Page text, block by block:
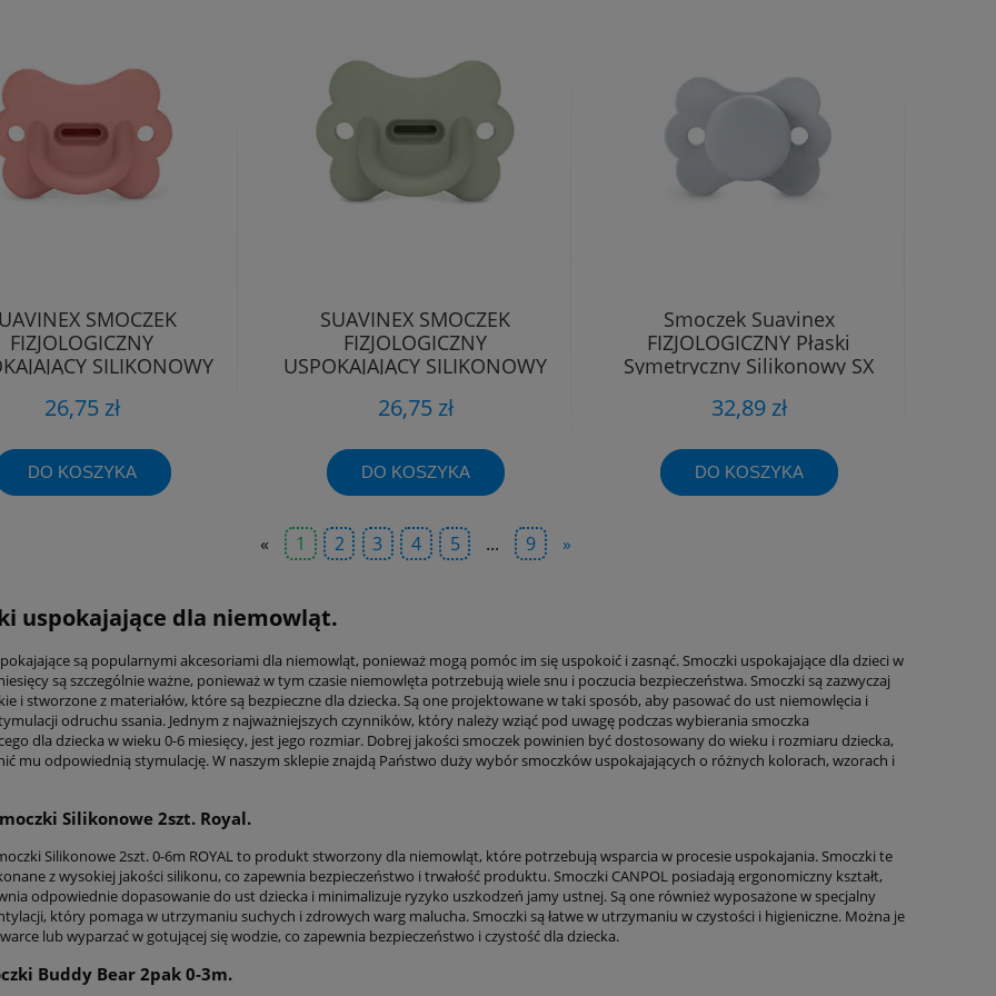
SMOCZEK
FIZJOLOGICZNY
SILIKONOWY
26,75 zł
DO KOSZYKA
SUAVINEX SMOCZEK
FIZJOLOGICZNY
USPOKAJAJĄCY SILIKONOWY
26,75 zł
DO KOSZYKA
Smoczek Suavinex
FIZJOLOGICZNY Płaski
Symetryczny Silikonowy SX
32,89 zł
DO KOSZYKA
« 1 2 3 4 5 ... 9 »
uspokajające dla niemowląt.
są popularnymi akcesoriami dla niemowląt, ponieważ mogą pomóc im się uspokoić i zasnąć. Smoczki uspokajające dla dzieci w
są szczególnie ważne, ponieważ w tym czasie niemowlęta potrzebują wiele snu i poczucia bezpieczeństwa. Smoczki są zazwyczaj
i stworzone z materiałów, które są bezpieczne dla dziecka. Są one projektowane w taki sposób, aby pasować do ust niemowlęcia i
odruchu ssania. Jednym z najważniejszych czynników, który należy wziąć pod uwagę podczas wybierania smoczka
dla dziecka w wieku 0-6 miesięcy, jest jego rozmiar. Dobrej jakości smoczek powinien być dostosowany do wieku i rozmiaru dziecka,
mu odpowiednią stymulację. W naszym sklepie znajdą Państwo duży wybór smoczków uspokajających o różnych kolorach, wzorach i
Silikonowe 2szt. Royal.
Silikonowe 2szt. 0-6m ROYAL to produkt stworzony dla niemowląt, które potrzebują wsparcia w procesie uspokajania. Smoczki te
z wysokiej jakości silikonu, co zapewnia bezpieczeństwo i trwałość produktu. Smoczki CANPOL posiadają ergonomiczny kształt,
odpowiednie dopasowanie do ust dziecka i minimalizuje ryzyko uszkodzeń jamy ustnej. Są one również wyposażone w specjalny
który pomaga w utrzymaniu suchych i zdrowych warg malucha. Smoczki są łatwe w utrzymaniu w czystości i higieniczne. Można je
lub wyparzać w gotującej się wodzie, co zapewnia bezpieczeństwo i czystość dla dziecka.
Buddy Bear 2pak 0-3m.